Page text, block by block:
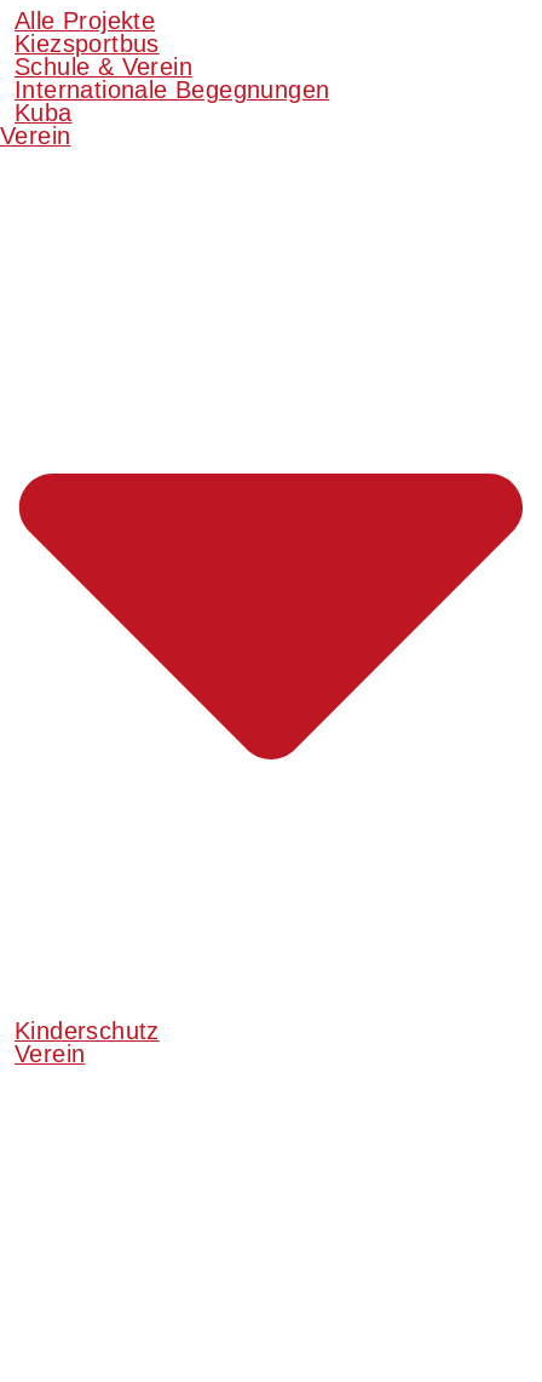
Alle Projekte
Kiezsportbus
Schule & Verein
Internationale Begegnungen
Kuba
Verein
Kinderschutz
Verein